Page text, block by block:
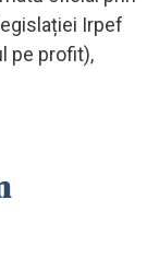
Irpef
pe profit),